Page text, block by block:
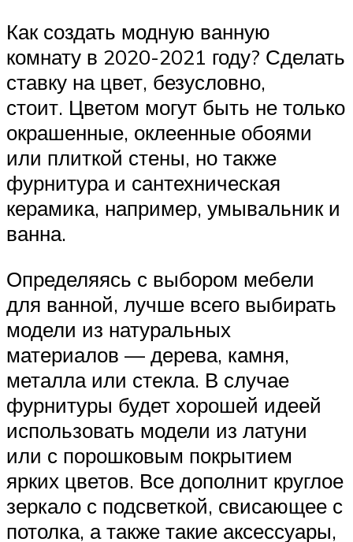
Как создать модную ванную
комнату в 2020-2021 году? Сделать
ставку на цвет, безусловно,
стоит. Цветом могут быть не только
окрашенные, оклеенные обоями
или плиткой стены, но также
фурнитура и сантехническая
керамика, например, умывальник и
ванна.
Определяясь с выбором мебели
для ванной, лучше всего выбирать
модели из натуральных
материалов — дерева, камня,
металла или стекла. В случае
фурнитуры будет хорошей идеей
использовать модели из латуни
или с порошковым покрытием
ярких цветов. Все дополнит круглое
зеркало с подсветкой, свисающее с
потолка, а также такие аксессуары,